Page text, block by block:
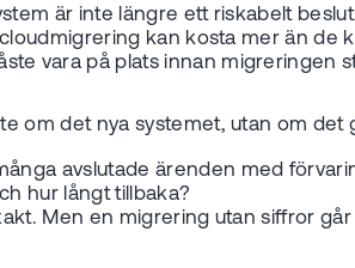
är inte längre ett riskabelt
kan kosta mer än de
vara på plats innan migreringen
om det nya systemet, utan om
avslutade ärenden med
hur långt tillbaka?
Men en migrering utan siffror går